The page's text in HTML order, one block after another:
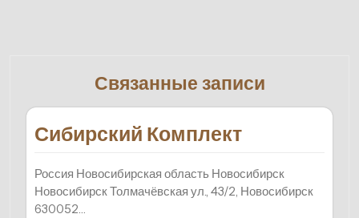
Связанные записи
Сибирский Комплект
Россия Новосибирская область Новосибирск
Новосибирск Толмачёвская ул., 43/2, Новосибирск
630052…